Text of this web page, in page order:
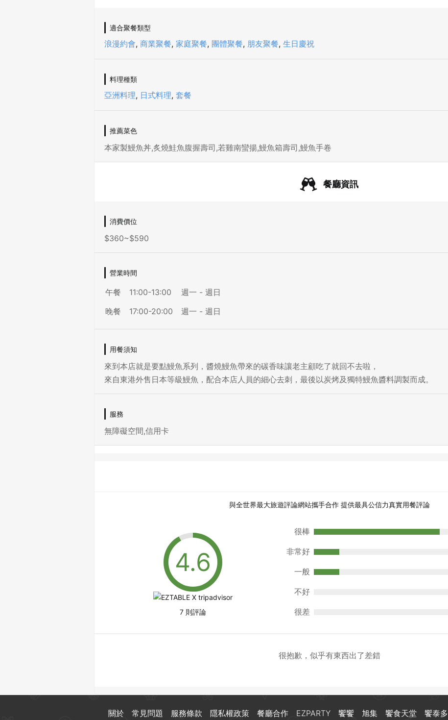
適合聚餐類型
浪漫約會, 商業聚餐, 家庭聚餐, 團體聚餐, 朋友聚餐, 生日慶祝
料理種類
亞洲料理, 日式料理, 套餐
推薦菜色
本家製鰻魚丼,炙燒鮭魚腹握壽司,若雞南蠻揚,鰻魚箱壽司,鰻魚手卷
餐廳資訊
消費價位
$360~$590
營業時間
午餐 11:00-13:00
週一 - 週日
晚餐
17:00-20:00 週一 - 週日
用餐須知
來到本店就是要點鰻魚系列，醬燒鰻魚帶來的碳香味讓老主顧吃了就回不去啦，
來自東港外售日本等級鰻魚，配合本店人員的細心去刺，最後以炭烤及獨特鰻魚醬料調製而成。
服務
無障礙空間,信用卡
與全世界最大旅遊評論網站攜手合作 提供最具公信力真實用餐評論
7 則評論
很棒
非常好
一般
不好
很差
很抱歉，似乎有東西出了差錯
關於 常見問題 服務條款 隱私權政策 餐廳合作 EZPARTY 饗饗 旭集 饗食天堂 饗泰多